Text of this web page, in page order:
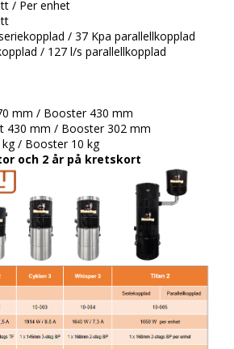
/ Per enhet
/ 37 Kpa parallellkopplad
/ 127 l/s parallellkopplad
mm / Booster 430 mm
430 mm / Booster 302 mm
kg / Booster 10 kg
och 2 år på kretskort